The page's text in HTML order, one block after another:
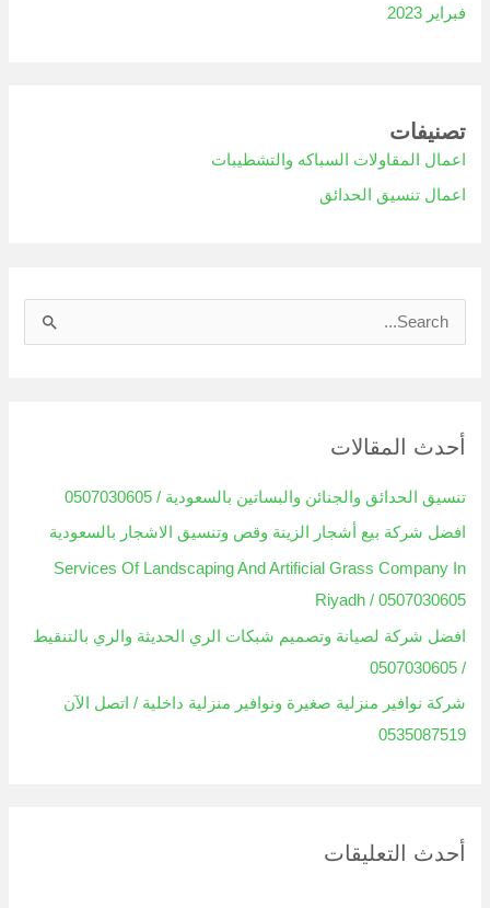
فبراير 2023
تصنيفات
اعمال المقاولات السباكه والتشطيبات
اعمال تنسيق الحدائق
ثأحدث المقالات
تنسيق الحدائق والجنائن والبساتين بالسعودية / 0507030605
افضل شركة بيع أشجار الزينة وقص وتنسيق الاشجار بالسعودية
Services Of Landscaping And Artificial Grass Company In
Riyadh / 0507030605
افضل شركة لصيانة وتصميم شبكات الري الحديثة والري بالتنقيط
/ 0507030605
شركة نوافير منزلية صغيرة ونوافير منزلية داخلية / اتصل الآن
0535087519
أحدث التعليقات